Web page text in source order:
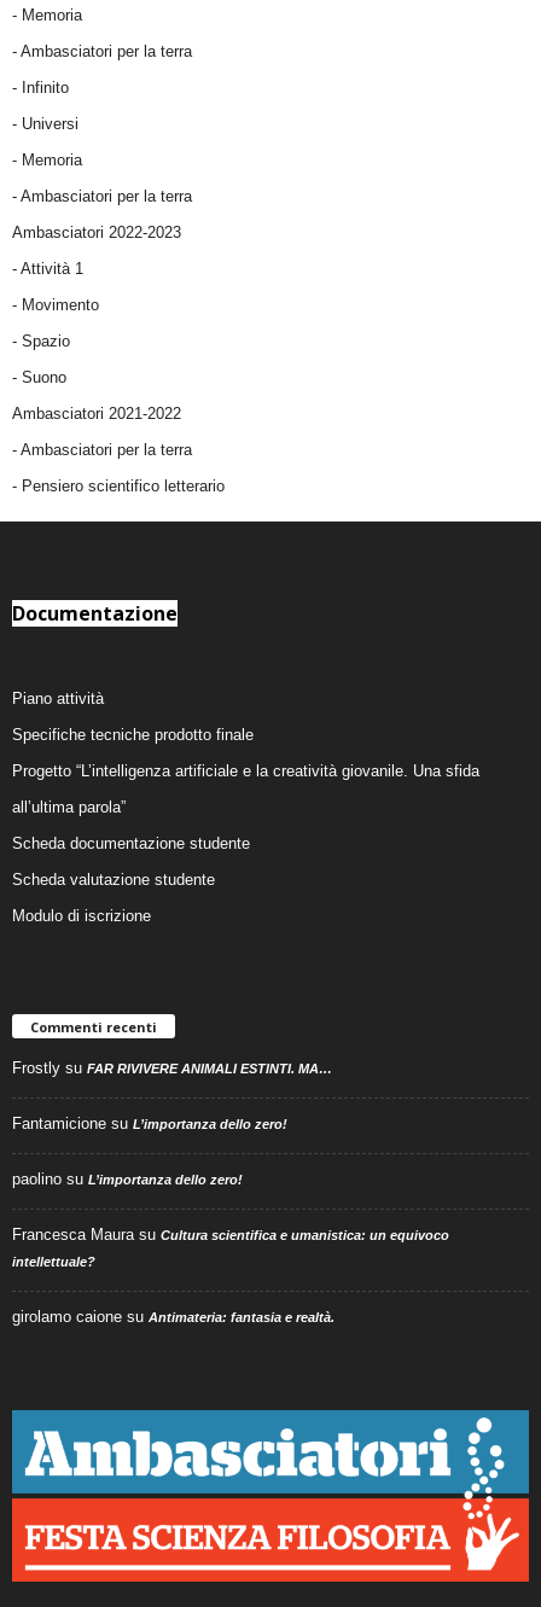
- Memoria
- Ambasciatori per la terra
- Infinito
- Universi
- Memoria
- Ambasciatori per la terra
Ambasciatori 2022-2023
- Attività 1
- Movimento
- Spazio
- Suono
Ambasciatori 2021-2022
- Ambasciatori per la terra
- Pensiero scientifico letterario
Documentazione
Piano attività
Specifiche tecniche prodotto finale
Progetto “L’intelligenza artificiale e la creatività giovanile. Una sfida
all’ultima parola”
Scheda documentazione studente
Scheda valutazione studente
Modulo di iscrizione
Commenti recenti
Frostly su FAR RIVIVERE ANIMALI ESTINTI. MA…
Fantamicione su L’importanza dello zero!
paolino su L’importanza dello zero!
Francesca Maurasu Cultura scientifica e umanistica: un equivoco
intellettuale?
girolamo caione su Antimateria: fantasia e realtà.